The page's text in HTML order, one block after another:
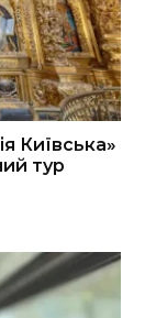
Київська»
тур